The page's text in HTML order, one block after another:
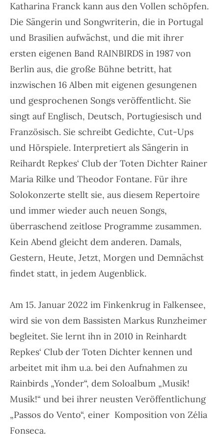
Katharina Franck kann aus den Vollen schöpfen.
Die Sängerin und Songwriterin, die in Portugal
und Brasilien aufwächst, und die mit ihrer
ersten eigenen Band RAINBIRDS in 1987 von
Berlin aus, die große Bühne betritt, hat
inzwischen 16 Alben mit eigenen gesungenen
und gesprochenen Songs veröffentlicht. Sie
singt auf Englisch, Deutsch, Portugiesisch und
Französisch. Sie schreibt Gedichte, Cut-Ups
und Hörspiele. Interpretiert als Sängerin in
Reihardt Repkes‘ Club der Toten Dichter Rainer
Maria Rilke und Theodor Fontane. Für ihre
Solokonzerte stellt sie, aus diesem Repertoire
und immer wieder auch neuen Songs,
überraschend zeitlose Programme zusammen.
Kein Abend gleicht dem anderen. Damals,
Gestern, Heute, Jetzt, Morgen und Demnächst
findet statt, in jedem Augenblick.
Am 15. Januar 2022 im Finkenkrug in Falkensee,
wird sie von dem Bassisten Markus Runzheimer
begleitet. Sie lernt ihn in 2010 in Reinhardt
Repkes‘ Club der Toten Dichter kennen und
arbeitet mit ihm u.a. bei den Aufnahmen zu
Rainbirds „Yonder“, dem Soloalbum „Musik!
Musik!“ und bei ihrer neusten Veröffentlichung
„Passos do Vento“, einer Komposition von Zélia
Fonseca.